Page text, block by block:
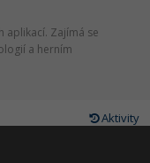
aplikací. Zajímá se
a herním
Aktivity